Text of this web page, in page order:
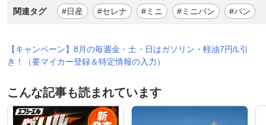
関連タグ #日産 #セレナ #ミニ #ミニバン #バン
【キャンペーン】8月の毎週金・土・日はガソリン・軽油7円/L引
き！（要マイカー登録＆特定情報の入力）
こんな記事も読まれています